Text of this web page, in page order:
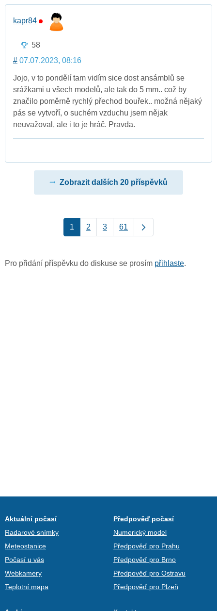
kapr84
58
# 07.07.2023, 08:16
Jojo, v to pondělí tam vidím sice dost ansámblů se
srážkami u všech modelů, ale tak do 5 mm.. což by
značilo poměrně rychlý přechod bouřek.. možná nějaký
pás se vytvoří, o suchém vzduchu jsem nějak
neuvažoval, ale i to je hráč. Pravda.
Zobrazit dalších 20 příspěvků
1 2 3 61
Pro přidání příspěvku do diskuse se prosím přihlaste.
Aktuální počasí
Radarové snímky
Meteostanice
Počasí u vás
Webkamery
Teplotní mapa
Předpověď počasí
Numerický model
Předpověď pro Prahu
Předpověď pro Brno
Předpověď pro Ostravu
Předpověď pro Plzeň